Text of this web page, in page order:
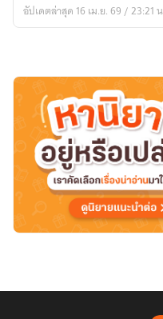
อัปเดตล่าสุด 16 เม.ย. 69 / 23:21